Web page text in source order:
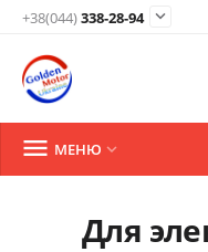
+38(044)338-28-94 
 МЕНЮ 
Для